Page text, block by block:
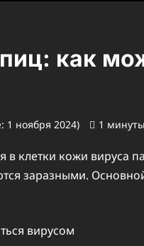
как
1 ноября 2024) 1
клетки кожи вируса
заразными.